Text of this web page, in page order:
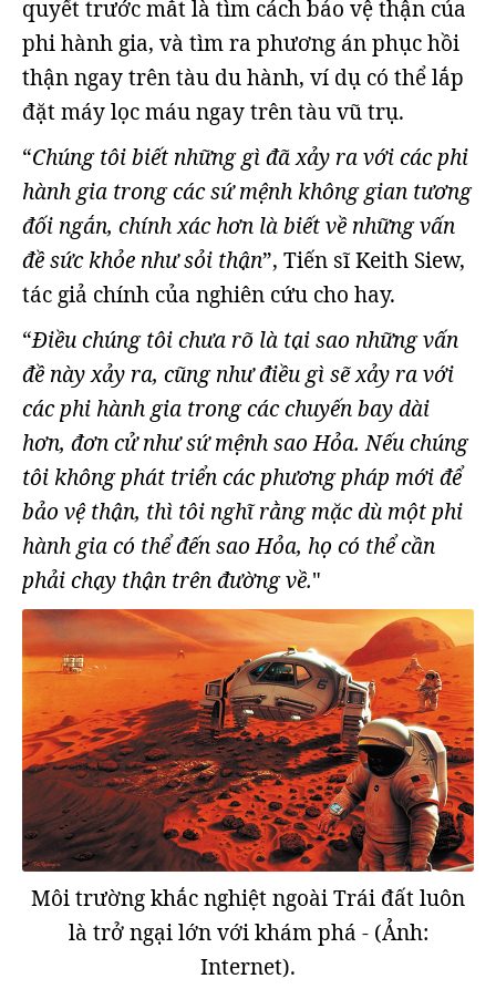
quyết trước mắt là tìm cách bảo vệ thận của
phi hành gia, và tìm ra phương án phục hồi
thận ngay trên tàu du hành, ví dụ có thể lắp
đặt máy lọc máu ngay trên tàu vũ trụ.
“Chúng tôi biết những gì đã xảy ra với các phi
hành gia trong các sứ mệnh không gian tương
đối ngắn, chính xác hơn là biết về những vấn
đề sức khỏe như sỏi thận”, Tiến sĩ Keith Siew,
tác giả chính của nghiên cứu cho hay.
“Điều chúng tôi chưa rõ là tại sao những vấn
đề này xảy ra, cũng như điều gì sẽ xảy ra với
các phi hành gia trong các chuyến bay dài
hơn, đơn cử như sứ mệnh sao Hỏa. Nếu chúng
tôi không phát triển các phương pháp mới để
bảo vệ thận, thì tôi nghĩ rằng mặc dù một phi
hành gia có thể đến sao Hỏa, họ có thể cần
phải chạy thận trên đường về."
Môi trường khắc nghiệt ngoài Trái đất luôn
là trở ngại lớn với khám phá - (Ảnh:
Internet).